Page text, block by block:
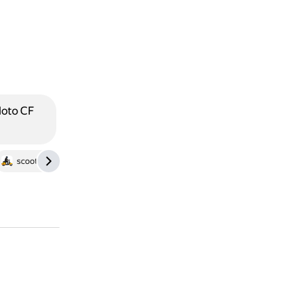
scooter777.ru
CF